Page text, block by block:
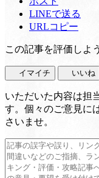
LINEで送る
URLコピー
この記事を評価しよ
イマイチ いいね
いただいた内容は担
す。個々のご意見に
さいませ。